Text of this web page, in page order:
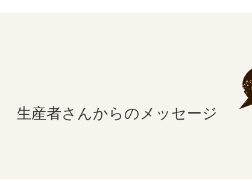
生産者さんからの メッセージ